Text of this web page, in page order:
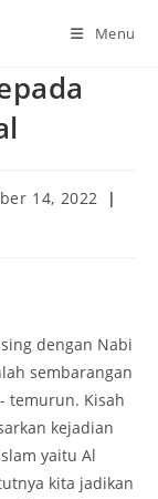
Menu
14, 2022
dengan Nabi
sembarangan
temurun. Kisah
kejadian
yaitu Al
kita jadikan